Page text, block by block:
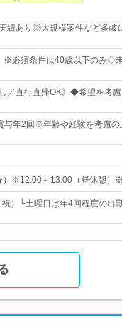
績あり◎大規模案件など多岐
※必須条件は40歳以下のみ◇
直行直帰OK》◆希望を考慮
与年2回※年齢や経験を考慮の
）※12:00～13:00（昼休憩）
）└土曜日は年4回程度の出